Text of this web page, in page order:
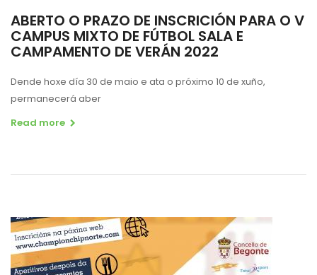
ABERTO O PRAZO DE INSCRICIÓN PARA O V
CAMPUS MIXTO DE FÚTBOL SALA E
CAMPAMENTO DE VERÁN 2022
Dende hoxe día 30 de maio e ata o próximo 10 de xuño,
permanecerá aber
Read more